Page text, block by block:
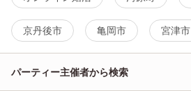
京丹後市 亀岡市 宮津市
パーティー主催者から検索